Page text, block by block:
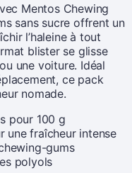
Mentos Chewing
sans sucre offrent un
l’haleine à tout
blister se glisse
une voiture. Idéal
ce pack
nomade.
pour 100 g
une fraîcheur intense
gums
polyols